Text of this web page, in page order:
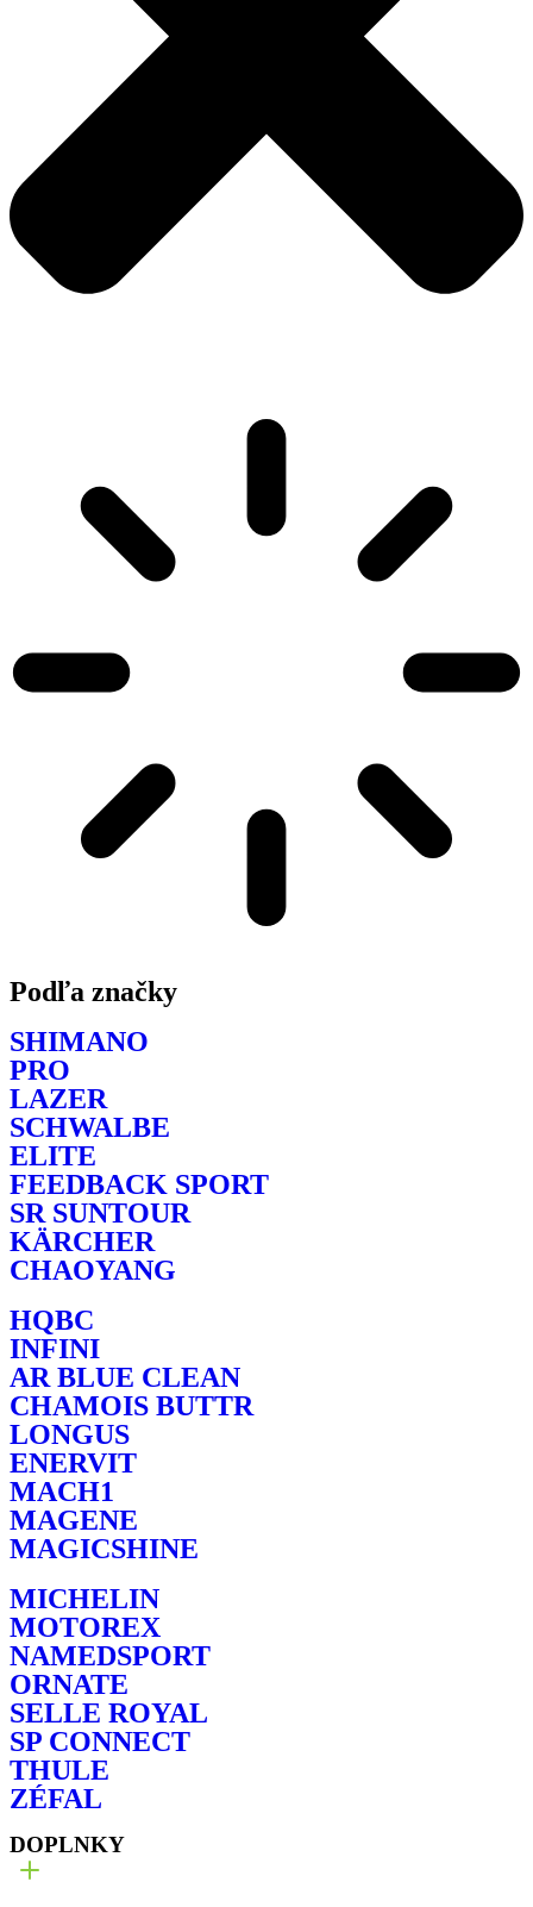
Podľa značky
SHIMANO
PRO
LAZER
SCHWALBE
ELITE
FEEDBACK SPORT
SR SUNTOUR
KÄRCHER
CHAOYANG
HQBC
INFINI
AR BLUE CLEAN
CHAMOIS BUTTR
LONGUS
ENERVIT
MACH1
MAGENE
MAGICSHINE
MICHELIN
MOTOREX
NAMEDSPORT
ORNATE
SELLE ROYAL
SP CONNECT
THULE
ZÉFAL
DOPLNKY